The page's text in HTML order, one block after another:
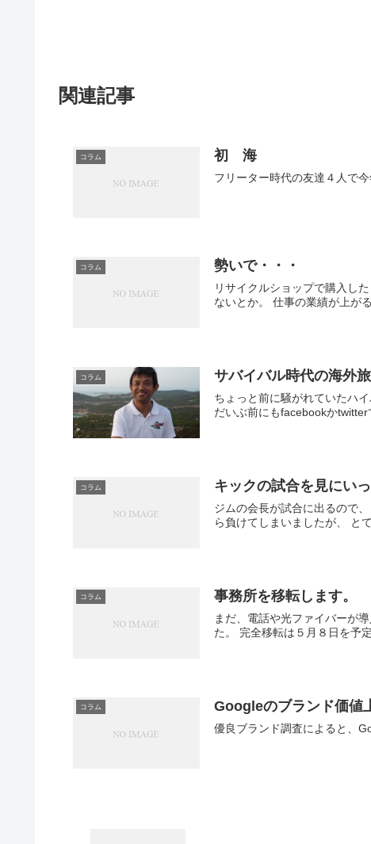
関連記事
コラム 初 海
フリーター時代の友達４人で
コラム 勢いで・・・
リサイクルショップで購入し
ないとか。 仕事の業績が上が
コラム サバイバル時代の海外
ちょっと前に騒がれていたハ
だいぶ前にもfacebookかtwitter
コラム キックの試合を見にいっ
ジムの会長が試合に出るので
ら負けてしまいましたが、 と
コラム 事務所を移転します。
まだ、電話や光ファイバーが
た。 完全移転は５月８日を予
コラム Googleのブランド価値
優良ブランド調査によると、